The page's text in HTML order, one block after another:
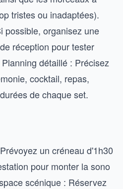
tristes ou inadaptées).
possible, organisez une
réception pour tester
détaillé : Précisez
cocktail, repas,
de chaque set.
un créneau d'1h30
pour monter la sono
scénique : Réservez